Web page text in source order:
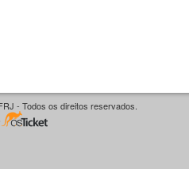
- Todos os direitos reservados.